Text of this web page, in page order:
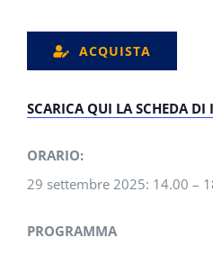
ACQUISTA
SCARICA QUI LA SCHEDA DI
ORARIO:
29 settembre 2025: 14.00 –
PROGRAMMA